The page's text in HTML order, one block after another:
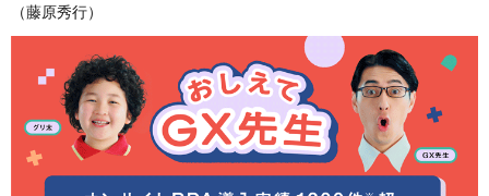
（藤原秀行）